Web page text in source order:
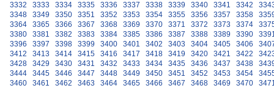
3332
3333 3334 3335 3336 3337 3338 3339 3340 3341 3342
3348
3349 3350 3351 3352 3353 3354 3355 3356 3357 3358
3364
3365 3366 3367 3368 3369 3370 3371 3372 3373 3374
3380
3381 3382 3383 3384 3385 3386 3387 3388 3389 3390
3396
3397 3398 3399 3400 3401 3402 3403 3404 3405 3406
3412
3413 3414 3415 3416 3417 3418 3419 3420 3421 3422
3428
3429 3430 3431 3432 3433 3434 3435 3436 3437 3438
3444
3445 3446 3447 3448 3449 3450 3451 3452 3453 3454
3460
3461 3462 3463 3464 3465 3466 3467 3468 3469 3470